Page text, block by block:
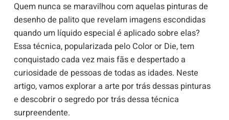
Quem nunca se maravilhou com aquelas pinturas de
desenho de palito que revelam imagens escondidas
quando um líquido especial é aplicado sobre elas?
Essa técnica, popularizada pelo Color or Die, tem
conquistado cada vez mais fãs e despertado a
curiosidade de pessoas de todas as idades. Neste
artigo, vamos explorar a arte por trás dessas pinturas
e descobrir o segredo por trás dessa técnica
surpreendente.